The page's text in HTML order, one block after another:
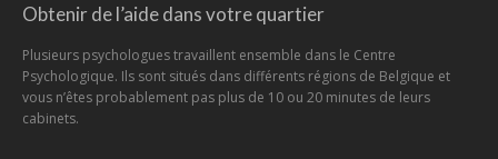
Obtenir de l’aide dans votre quartier
Plusieurs psychologues travaillent ensemble dans le Centre
Psychologique. Ils sont situés dans différents régions de Belgique et
vous n’êtes probablement pas plus de 10 ou 20 minutes de leurs
cabinets.